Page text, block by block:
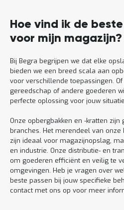
Hoe vind ik de
voor mijn magazijn?
Bij Begra begrijpen we dat elke
bieden we een breed scala aan
voor verschillende toepassingen.
gereedschap of andere goederen
perfecte oplossing voor jouw
Onze opbergbakken en -kratten zijn
branches. Het merendeel van onze
zijn ideaal voor magazijnopslag,
en industrie. Onze distributie- en
om goederen efficiënt en veilig te
omgevingen. Heb je vragen over
beste passen bij jouw specifieke
contact met ons op voor meer